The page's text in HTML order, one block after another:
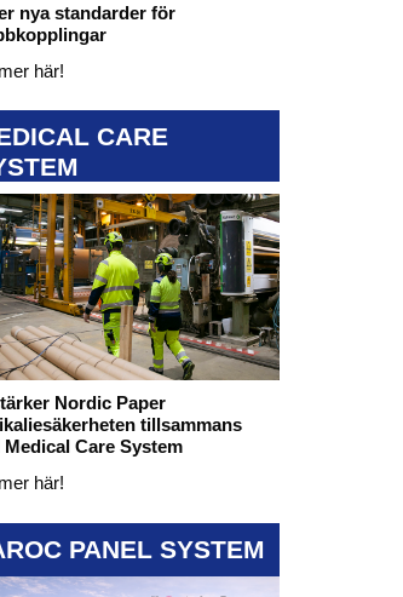
nya standarder för
här!
CARE
Nordic Paper
tillsammans
Medical Care System
här!
PANEL SYSTEM